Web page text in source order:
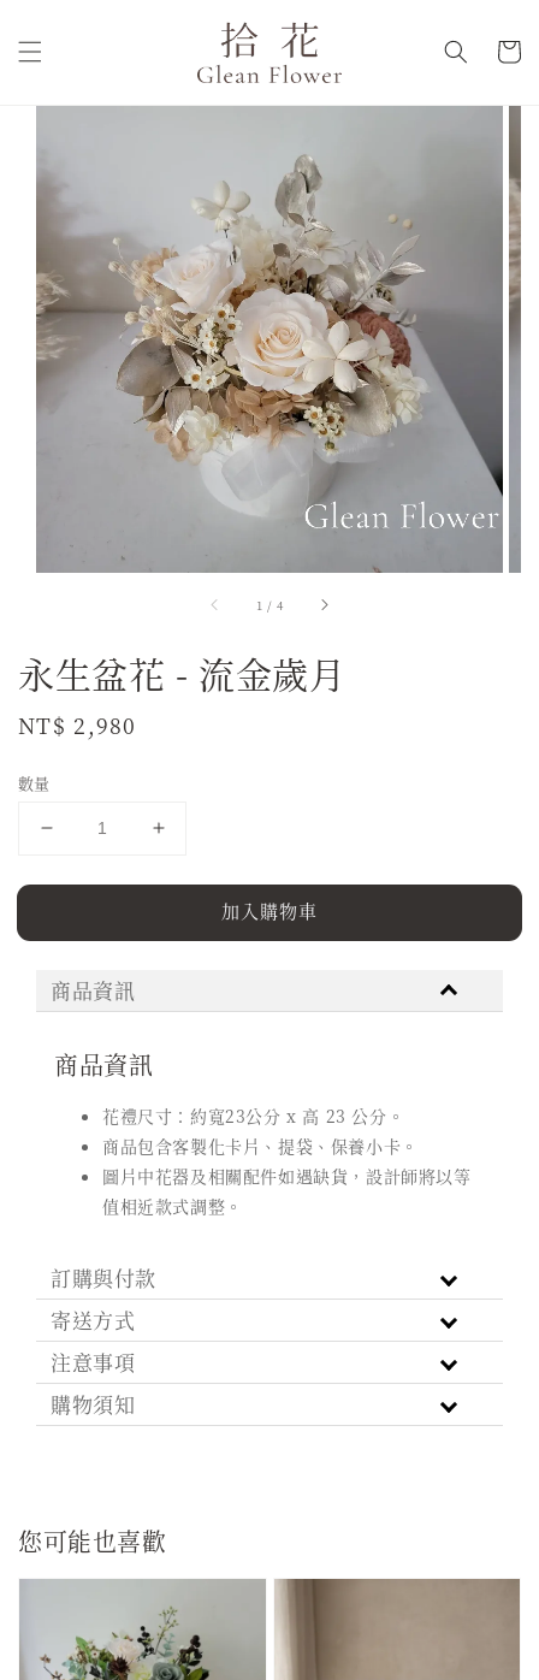
1 / 4
永生盆花 - 流金歲月
Regular
NT$ 2,980
數量
加入購物車
商品資訊
商品資訊
花禮尺寸：約寬23公分 x 高 23 公分。
商品包含客製化卡片、提袋、保養小卡。
圖片中花器及相關配件如遇缺貨，設計師將以等
值相近款式調整。
訂購與付款
寄送方式
注意事項
購物須知
您可能也喜歡